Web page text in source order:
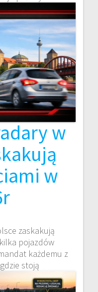
w
w
zaskakują
pojazdów
każdemu z
stoją